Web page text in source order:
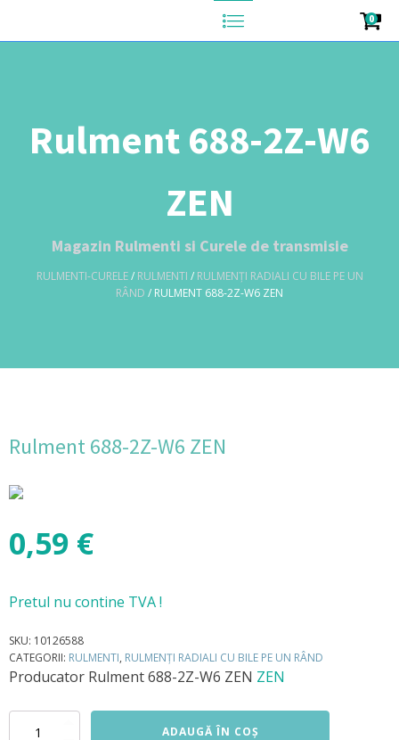
0
Rulment 688-2Z-W6
ZEN
Magazin Rulmenti si Curele de transmisie
RULMENTI-CURELE/ RULMENTI / RULMENȚI RADIALI CU BILE PE UN
RÂND / RULMENT 688-2Z-W6 ZEN
Rulment 688-2Z-W6 ZEN
0,59 €
Pretul nu contine TVA !
SKU: 10126588
CATEGORII: RULMENTI, RULMENȚI RADIALI CU BILE PE UN RÂND
Producator Rulment 688-2Z-W6 ZEN ZEN
Cantitate
ADAUGĂ ÎN COȘ